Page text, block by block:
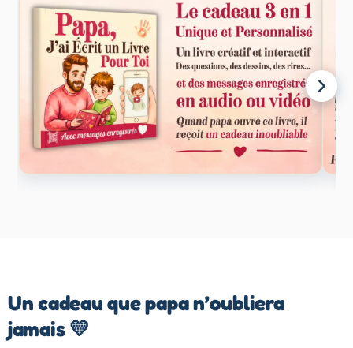
Un cadeau que papa n’oubliera
jamais 💛